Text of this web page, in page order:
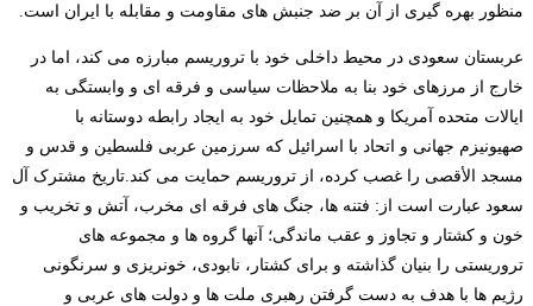
منظور بهره گیری از آن بر ضد جنبش های مقاومت و مقابله با ایران است.
عربستان سعودی در محیط داخلی خود با تروریسم مبارزه می کند، اما در
خارج از مرزهای خود بنا به ملاحظات سیاسی و فرقه ای و وابستگی به
ایالات متحده آمریکا و همچنین تمایل خود به ایجاد رابطه دوستانه با
صهیونیزم جهانی و اتحاد با اسرائیل که سرزمین عربی فلسطین و قدس و
مسجد الأقصی را غصب کرده، از تروریسم حمایت می کند.تاریخ مشترک آل
سعود عبارت است از: فتنه ها، جنگ های فرقه ای مخرب، آتش و تخریب و
خون و کشتار و تجاوز و عقب ماندگی؛ آنها گروه ها و مجموعه های
تروریستی را بنیان گذاشته و برای کشتار، نابودی، خونریزی و سرنگونی
رژیم ها با هدف به دست گرفتن رهبری ملت ها و دولت های عربی و